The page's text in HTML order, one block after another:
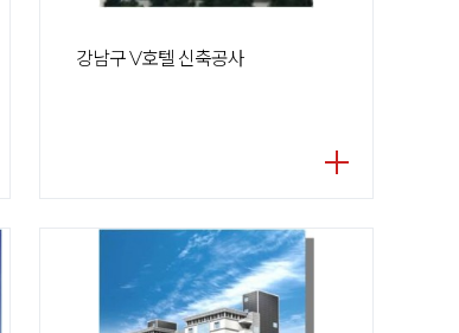
강남구 V호텔 신축공사